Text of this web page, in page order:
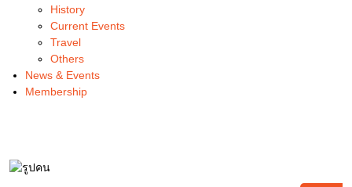
History
Current Events
Travel
Others
News & Events
Membership